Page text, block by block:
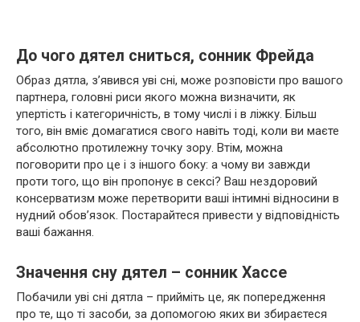
До чого дятел сниться, сонник Фрейда
Образ дятла, з’явився уві сні, може розповісти про вашого
партнера, головні риси якого можна визначити, як
упертість і категоричність, в тому числі і в ліжку. Більш
того, він вміє домагатися свого навіть тоді, коли ви маєте
абсолютно протилежну точку зору. Втім, можна
поговорити про це і з іншого боку: а чому ви завжди
проти того, що він пропонує в сексі? Ваш нездоровий
консерватизм може перетворити ваші інтимні відносини в
нудний обов’язок. Постарайтеся привести у відповідність
ваші бажання.
Значення сну дятел – сонник Хассе
Побачили уві сні дятла – прийміть це, як попередження
про те, що ті засоби, за допомогою яких ви збираєтеся